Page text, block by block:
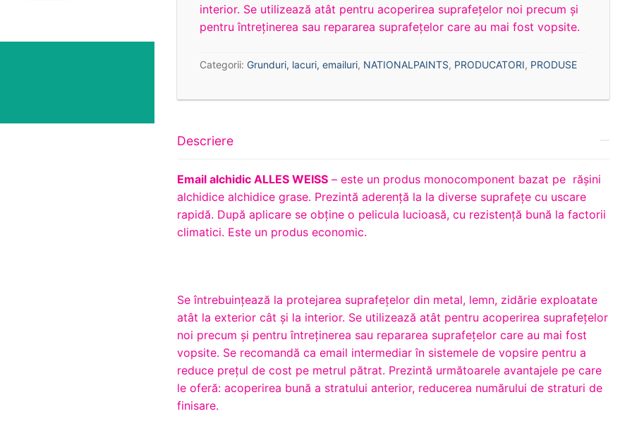
interior. Se utilizează atât pentru acoperirea suprafeţelor noi precum şi
pentru întreţinerea sau repararea suprafeţelor care au mai fost vopsite.
Categorii:Grunduri, lacuri, emailuri, NATIONALPAINTS, PRODUCATORI, PRODUSE
Descriere
Email alchidic ALLES WEISS – este un produs monocomponent bazat pe rășini
alchidice alchidice grase. Prezintă aderență la la diverse suprafețe cu uscare
rapidă. După aplicare se obține o pelicula lucioasă, cu rezistență bună la factorii
climatici. Este un produs economic.
Se întrebuinţează la protejarea suprafeţelor din metal, lemn, zidărie exploatate
atât la exterior cât şi la interior. Se utilizează atât pentru acoperirea suprafeţelor
noi precum şi pentru întreţinerea sau repararea suprafeţelor care au mai fost
vopsite. Se recomandă ca email intermediar în sistemele de vopsire pentru a
reduce preţul de cost pe metrul pătrat. Prezintă următoarele avantajele pe care
le oferă: acoperirea bună a stratului anterior, reducerea numărului de straturi de
finisare.